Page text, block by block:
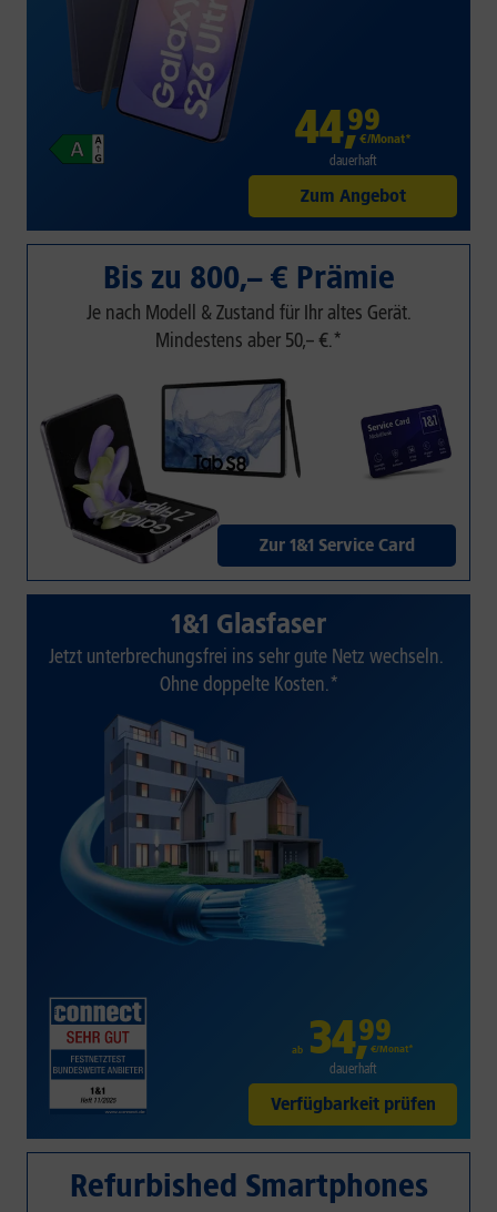
44,99
€/Monat*
dauerhaft
Zum Angebot
Bis zu 800,– € Prämie
Je nach Modell & Zustand für Ihr altes Gerät.
Mindestens aber 50,– €.*
Zur 1&1 Service Card
1&1 Glasfaser
Jetzt unterbrechungsfrei ins sehr gute Netz wechseln.
Ohne doppelte Kosten.*
ab 34,99
€/Monat*
dauerhaft
Verfügbarkeit prüfen
Refurbished Smartphones